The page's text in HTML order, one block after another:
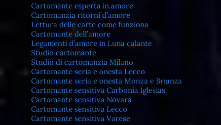
Cartomante esperta in amore
Cartomanzia ritorni d’amore
Lettura delle carte come funziona
Cartomante dell’amore
Legamenti d’amore in Luna calante
Studio cartomante
Studio di cartomanzia Milano
Cartomante seria e onesta Lecco
Cartomante seria e onesta Monza e Brianza
Cartomante sensitiva Carbonia Iglesias
Cartomante sensitiva Novara
Cartomante sensitiva Lecco
Cartomante sensitiva Varese